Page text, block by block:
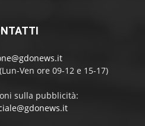
Ven ore 09-12 e 15-17)
sulla pubblicità: